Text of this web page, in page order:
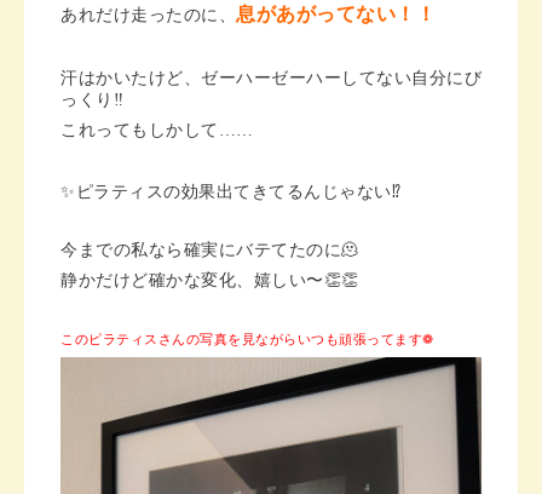
あれだけ走ったのに、 息があがってない！！
汗はかいたけど、ゼーハーゼーハーしてない自分にび
っくり‼️
これってもしかして……
✨ピラティスの効果出てきてるんじゃない⁉️
今までの私なら確実にバテてたのに🫠
静かだけど確かな変化、嬉しい〜👏👏
このピラティスさんの写真を見ながらいつも頑張ってます❁︎